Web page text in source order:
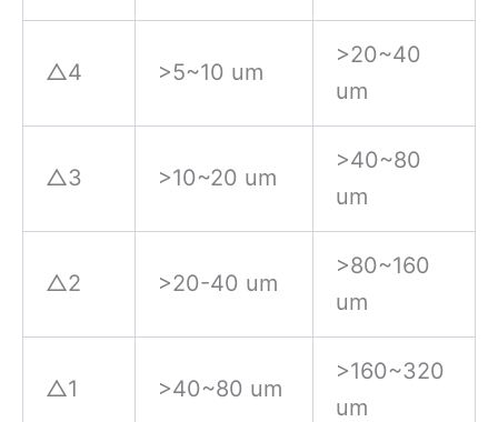
△4 >5~10 um
>20~40
um
△3 >10~20 um
>40~80
um
△2 >20-40 um
>80~160
um
△1 >40~80 um
>160~320
um